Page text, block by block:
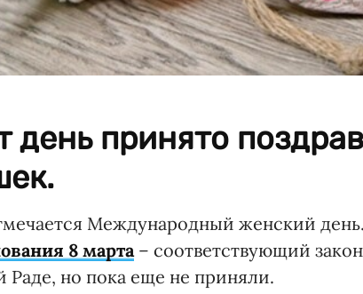
день принято
Международный женский
8 марта– соответствующий
Раде, но пока еще не приняли.